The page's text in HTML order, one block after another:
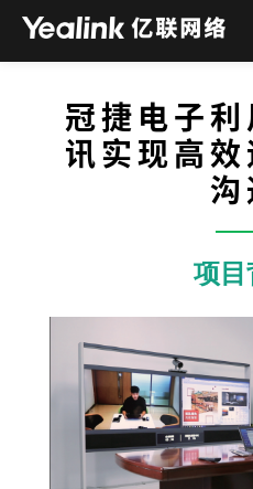
冠捷电子
讯实现高
沟
项目